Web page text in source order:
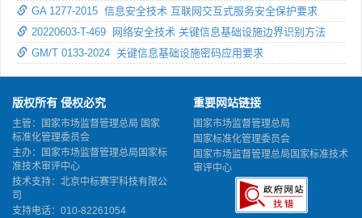
GA 1277-2015 信息安全技术 互联网交互式服务安全保护要求
20220603-T-469 网络安全技术 关键信息基础设施边界识别方法
GM/T 0133-2024 关键信息基础设施密码应用要求
版权所有 侵权必究
主管：国家市场监督管理总局 国家
标准化管理委员会
主办：国家市场监督管理总局国家标
准技术审评中心
技术支持：北京中标赛宇科技有限公
司
支持电话：010-82261054
重要网站链接
国家市场监督管理总局
国家标准化管理委员会
国家市场监督管理总局国家标准技术
审评中心